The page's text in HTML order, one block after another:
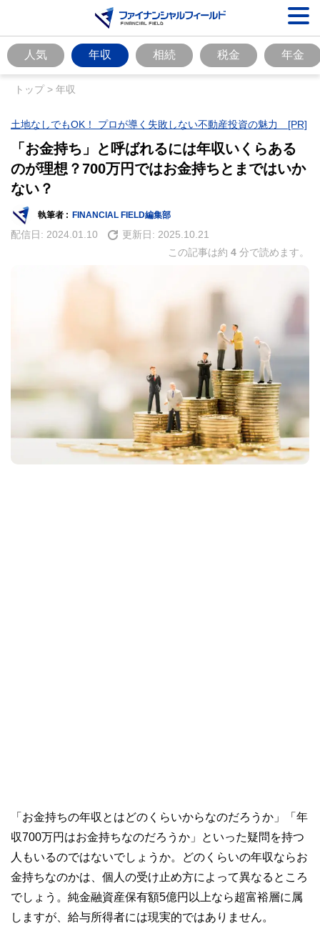
人気 年収 相続 税金 年金
トップ> 年収
土地なしでもOK！ プロが導く失敗しない不動産投資の魅力 [PR]
「お金持ち」と呼ばれるには年収いくらある
のが理想？700万円ではお金持ちとまではいか
ない？
執筆者 : FINANCIAL FIELD編集部
配信日: 2024.01.10 更新日: 2025.10.21
この記事は約 4 分で読めます。
「お金持ちの年収とはどのくらいからなのだろうか」「年
収700万円はお金持ちなのだろうか」といった疑問を持つ
人もいるのではないでしょうか。どのくらいの年収ならお
金持ちなのかは、個人の受け止め方によって異なるところ
でしょう。純金融資産保有額5億円以上なら超富裕層に属
しますが、給与所得者には現実的ではありません。